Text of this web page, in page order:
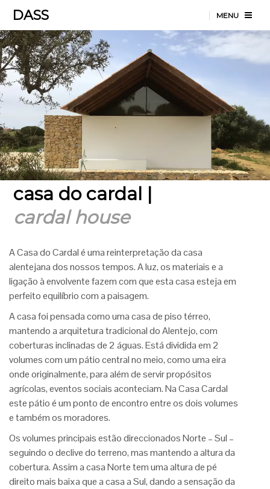
DASS MENU
casa do cardal |
cardal house
A Casa do Cardal é uma reinterpretação da casa
alentejana dos nossos tempos. A luz, os materiais e a
ligação à envolvente fazem com que esta casa esteja em
perfeito equilíbrio com a paisagem.
A casa foi pensada como uma casa de piso térreo,
mantendo a arquitetura tradicional do Alentejo, com
coberturas inclinadas de 2 águas. Está dividida em 2
volumes com um pátio central no meio, como uma eira
onde originalmente, para além de servir propósitos
agrícolas, eventos sociais aconteciam. Na Casa Cardal
este pátio é um ponto de encontro entre os dois volumes
e também os moradores.
Os volumes principais estão direccionados Norte – Sul –
seguindo o declive do terreno, mas mantendo a altura da
cobertura. Assim a casa Norte tem uma altura de pé
direito mais baixa que a casa a Sul, dando a sensação da